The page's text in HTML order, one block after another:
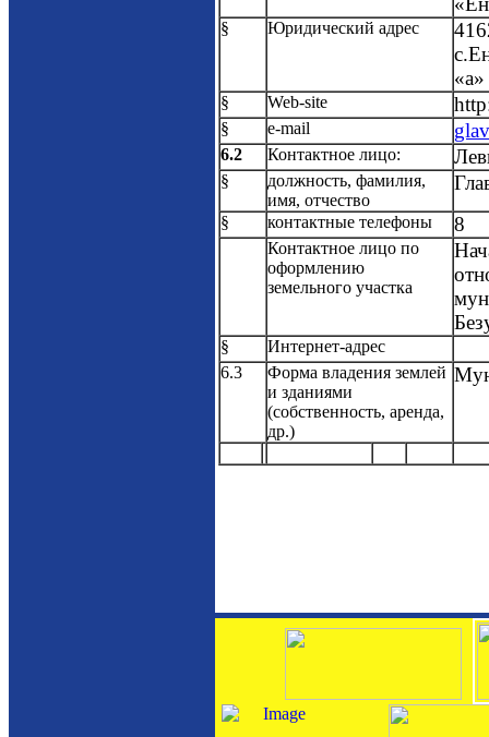
§ Юридический адрес
§ Web-site
§ e-mail
6.2 Контактное лицо:
§
должность, фамилия,
имя, отчество
§ контактные телефоны 8
Контактное лицо по
оформлению
земельного участка
§
Интернет-адрес
6.3
Форма владения землей
и зданиями
(собственность, аренда,
др.)